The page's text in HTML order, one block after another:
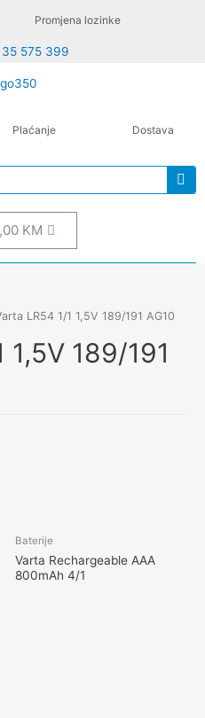
Promjena lozinke
575 399
Plaćanje Dostava
KM
LR54 1/1 1,5V 189/191 AG10
1,5V 189/191
Baterije
Varta Rechargeable AAA
800mAh 4/1